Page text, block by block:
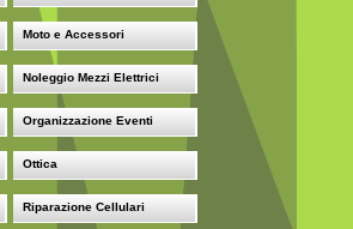
Moto e Accessori
Noleggio Mezzi Elettrici
Organizzazione Eventi
Ottica
Riparazione Cellulari